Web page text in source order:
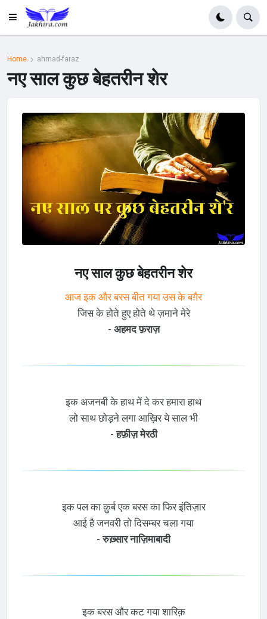
Home ahmad-faraz
नए साल कुछ बेहतरीन शेर
नए साल कुछ बेहतरीन शेर
आज इक और बरस बीत गया उस के बग़ैर
जिस के होते हुए होते थे ज़माने मेरे
- अहमद फ़राज़
इक अजनबी के हाथ में दे कर हमारा हाथ
लो साथ छोड़ने लगा आख़िर ये साल भी
-हफ़ीज़ मेरठी
इक पल का क़ुर्ब एक बरस का फिर इंतिज़ार
आई है जनवरी तो दिसम्बर चला गया
-रुख़्सार नाज़िमाबादी
इक बरस और कट गया शारिक़